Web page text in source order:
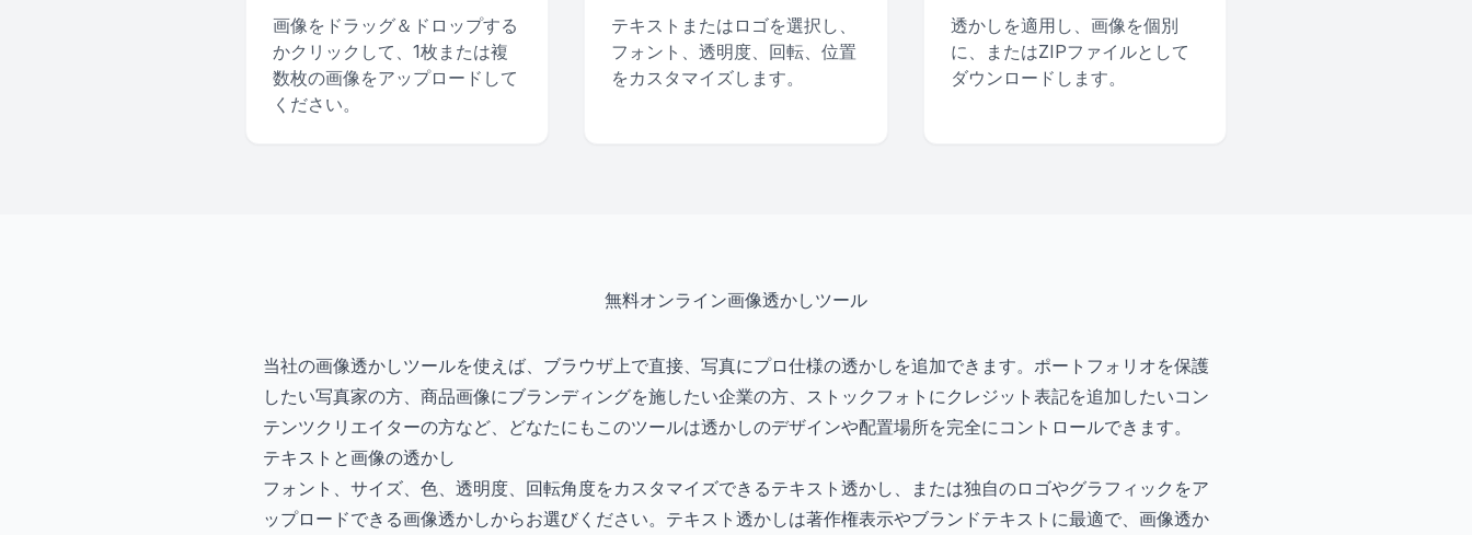
画像をドラッグ＆ドロップする
かクリックして、1枚または複
数枚の画像をアップロードして
ください。
テキストまたはロゴを選択し、
フォント、透明度、回転、位置
をカスタマイズします。
透かしを適用し、画像を個別
に、またはZIPファイルとして
ダウンロードします。
無料オンライン画像透かしツール
当社の画像透かしツールを使えば、ブラウザ上で直接、写真にプロ仕様の透かしを追加できます。ポートフォリオを保護
したい写真家の方、商品画像にブランディングを施したい企業の方、ストックフォトにクレジット表記を追加したいコン
テンツクリエイターの方など、どなたにもこのツールは透かしのデザインや配置場所を完全にコントロールできます。
テキストと画像の透かし
フォント、サイズ、色、透明度、回転角度をカスタマイズできるテキスト透かし、または独自のロゴやグラフィックをア
ップロードできる画像透かしからお選びください。テキスト透かしは著作権表示やブランドテキストに最適で、画像透か